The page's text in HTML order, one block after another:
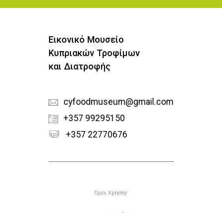
Εικονικό Μουσείο
Κυπριακών Τροφίμων
και Διατροφής
cyfoodmuseum@gmail.com
+357 99295150
+357 22770676
Υποσέλιδο
Όροι Χρήσης